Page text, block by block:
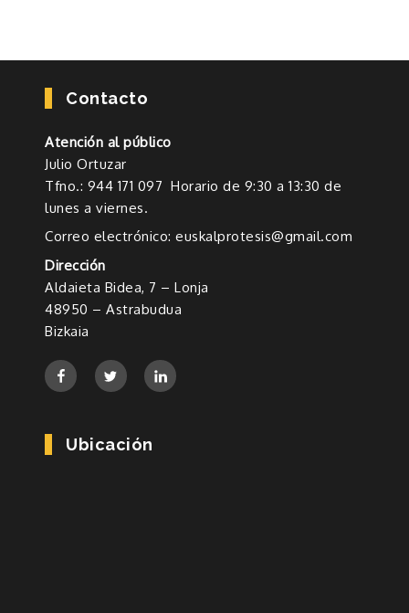
Contacto
Atención al público
Julio Ortuzar
Tfno.: 944 171 097 Horario de 9:30 a 13:30 de
lunes a viernes.
Correo electrónico: euskalprotesis@gmail.com
Dirección
Aldaieta Bidea, 7 – Lonja
48950 – Astrabudua
Bizkaia
Ubicación